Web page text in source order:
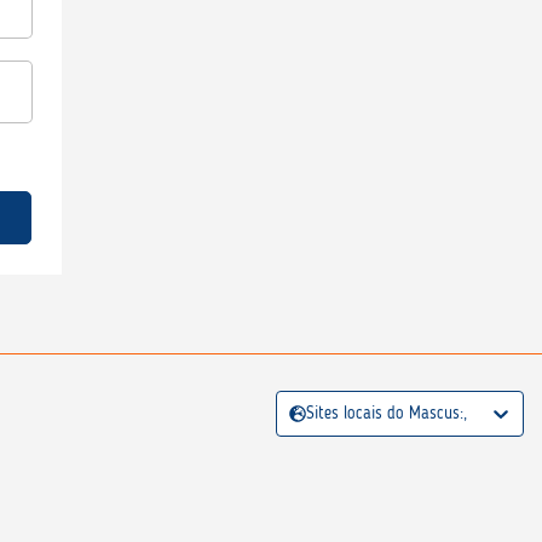
Sites locais do Mascus:,